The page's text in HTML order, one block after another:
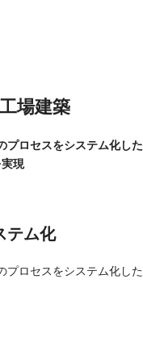
場建築
プロセスをシステム化した
現
テム化
プロセスをシステム化した